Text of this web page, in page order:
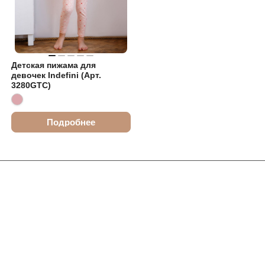
Детская пижама для
девочек Indefini (Арт.
3280GTC)
Подробнее